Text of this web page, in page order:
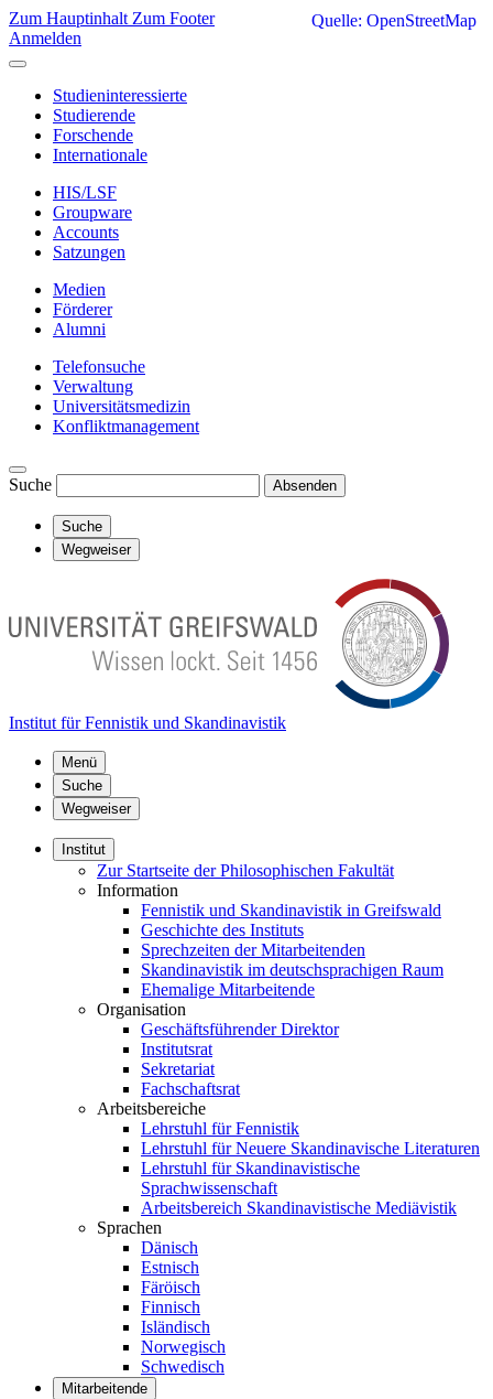
Zum Hauptinhalt Zum Footer
Anmelden
Studieninteressierte
Studierende
Forschende
Internationale
HIS/LSF
Groupware
Accounts
Satzungen
Medien
Förderer
Alumni
Telefonsuche
Verwaltung
Universitätsmedizin
Konfliktmanagement
Suche Absenden
Suche
Wegweiser
Institut für Fennistik und Skandinavistik
Menü
Suche
Wegweiser
Institut
Zur Startseite der Philosophischen Fakultät
Information
Fennistik und Skandinavistik in Greifswald
Geschichte des Instituts
Sprechzeiten der Mitarbeitenden
Skandinavistik im deutschsprachigen Raum
Ehemalige Mitarbeitende
Organisation
Geschäftsführender Direktor
Institutsrat
Sekretariat
Fachschaftsrat
Arbeitsbereiche
Lehrstuhl für Fennistik
Lehrstuhl für Neuere Skandinavische Literaturen
Lehrstuhl für Skandinavistische
Sprachwissenschaft
Arbeitsbereich Skandinavistische Mediävistik
Sprachen
Dänisch
Estnisch
Färöisch
Finnisch
Isländisch
Norwegisch
Schwedisch
Mitarbeitende
Quelle: OpenStreetMap